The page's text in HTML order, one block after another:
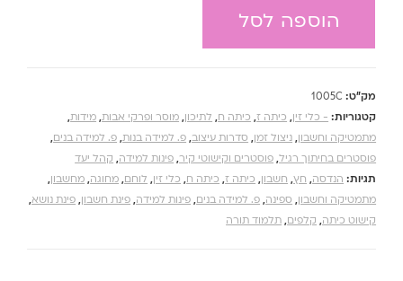
הוספה לסל
מק"ט: 1005C
קטגוריות: - כלי זין, כיתה ז, כיתה ח, לתיכון, מוסר ופרקי אבות, מידות,
מתמטיקה וחשבון, ניצול זמן, סדרות עיצוב, פ. למידה בנות, פ. למידה בנים,
פוסטרים בחיתוך רגיל, פוסטרים וקישוטי קיר, פינות למידה, קהל יעד
תגיות: הנדסה, חץ, חשבון, כיתה ז, כיתה ח, כלי זין, לוחם, מחוגה, מחשבון,
מתמטיקה וחשבון, ספינה, פ. למידה בנים, פינות למידה, פינת חשבון, פינת נושא,
קישוט כיתה, קלפים, תלמוד תורה